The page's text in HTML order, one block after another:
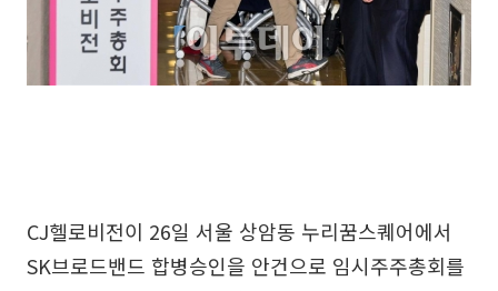
CJ헬로비전이 26일 서울 상암동 누리꿈스퀘어에서
SK브로드밴드 합병승인을 안건으로 임시주주총회를